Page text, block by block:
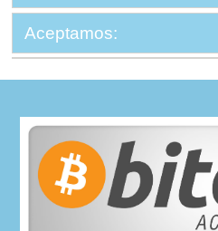
Aceptamos: